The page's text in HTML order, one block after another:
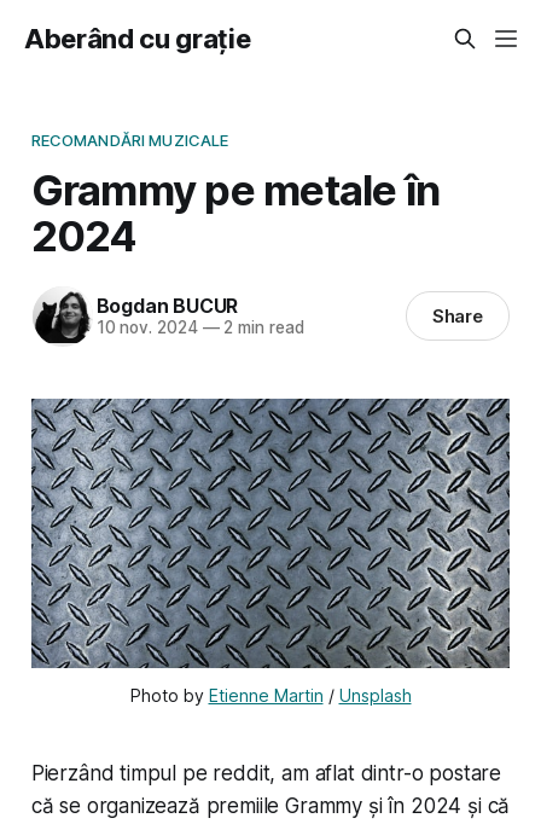
Aberând cu grație
RECOMANDĂRI MUZICALE
Grammy pe metale în
2024
Bogdan BUCUR
10 nov. 2024 —2 min read Share
Photo by Etienne Martin / Unsplash
Pierzând timpul pe reddit, am aflat dintr-o postare
că se organizează premiile Grammy și în 2024 și că